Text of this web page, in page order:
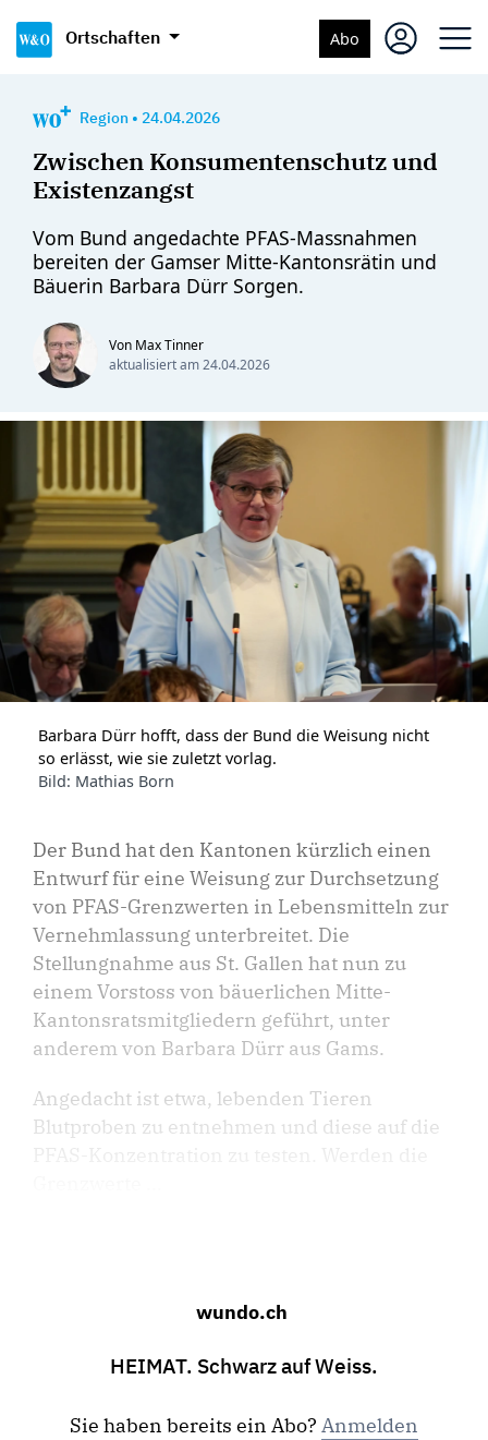
Ortschaften Abo
Region • 24.04.2026
Zwischen Konsumentenschutz und
Existenzangst
Vom Bund angedachte PFAS-Massnahmen
bereiten der Gamser Mitte-Kantonsrätin und
Bäuerin Barbara Dürr Sorgen.
Von Max Tinner
aktualisiert am24.04.2026
Barbara Dürr hofft, dass der Bund die Weisung nicht
so erlässt, wie sie zuletzt vorlag.
Bild: Mathias Born
Der Bund hat den Kantonen kürzlich einen
Entwurf für eine Weisung zur Durchsetzung
von PFAS-Grenzwerten in Lebensmitteln zur
Vernehmlassung unterbreitet. Die
Stellungnahme aus St. Gallen hat nun zu
einem Vorstoss von bäuerlichen Mitte-
Kantonsratsmitgliedern geführt, unter
anderem von Barbara Dürr aus Gams.
Angedacht ist etwa, lebenden Tieren
Blutproben zu entnehmen und diese auf die
wundo.ch
HEIMAT. Schwarz auf Weiss.
Sie haben bereits ein Abo? Anmelden